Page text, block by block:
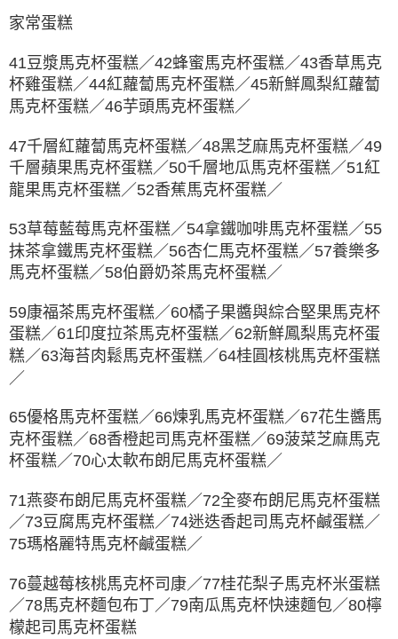
家常蛋糕
41豆漿馬克杯蛋糕／42蜂蜜馬克杯蛋糕／43香草馬克
杯雞蛋糕／44紅蘿蔔馬克杯蛋糕／45新鮮鳳梨紅蘿蔔
馬克杯蛋糕／46芋頭馬克杯蛋糕／
47千層紅蘿蔔馬克杯蛋糕／48黑芝麻馬克杯蛋糕／49
千層蘋果馬克杯蛋糕／50千層地瓜馬克杯蛋糕／51紅
龍果馬克杯蛋糕／52香蕉馬克杯蛋糕／
53草莓藍莓馬克杯蛋糕／54拿鐵咖啡馬克杯蛋糕／55
抹茶拿鐵馬克杯蛋糕／56杏仁馬克杯蛋糕／57養樂多
馬克杯蛋糕／58伯爵奶茶馬克杯蛋糕／
59康福茶馬克杯蛋糕／60橘子果醬與綜合堅果馬克杯
蛋糕／61印度拉茶馬克杯蛋糕／62新鮮鳳梨馬克杯蛋
糕／63海苔肉鬆馬克杯蛋糕／64桂圓核桃馬克杯蛋糕
／
65優格馬克杯蛋糕／66煉乳馬克杯蛋糕／67花生醬馬
克杯蛋糕／68香橙起司馬克杯蛋糕／69菠菜芝麻馬克
杯蛋糕／70心太軟布朗尼馬克杯蛋糕／
71燕麥布朗尼馬克杯蛋糕／72全麥布朗尼馬克杯蛋糕
／73豆腐馬克杯蛋糕／74迷迭香起司馬克杯鹹蛋糕／
75瑪格麗特馬克杯鹹蛋糕／
76蔓越莓核桃馬克杯司康／77桂花梨子馬克杯米蛋糕
／78馬克杯麵包布丁／79南瓜馬克杯快速麵包／80檸
檬起司馬克杯蛋糕